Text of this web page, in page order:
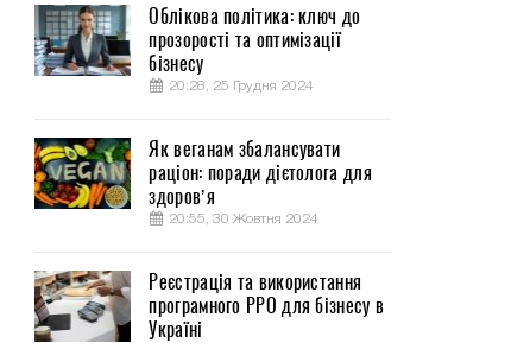
Облікова політика: ключ до
прозорості та оптимізації
бізнесу
20:28, 25 Грудня 2024
Як веганам збалансувати
раціон: поради дієтолога для
здоров’я
20:55, 30 Жовтня 2024
Реєстрація та використання
програмного РРО для бізнесу в
Україні